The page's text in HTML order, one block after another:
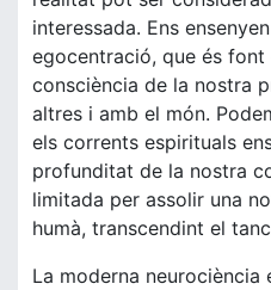
interessada. Ens
egocentració, que és
consciència de la nostra
altres i amb el món.
els corrents espirituals
profunditat de la nostra
limitada per assolir una
humà, transcendint el
La moderna neurociència